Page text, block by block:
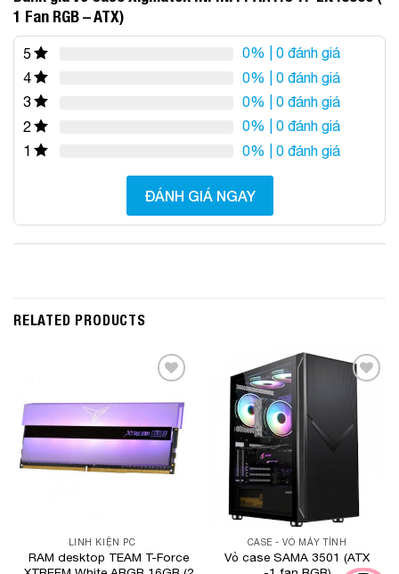
1 Fan RGB – ATX)
5 0% | 0 đánh giá
4
0% | 0 đánh giá
3
0% | 0 đánh giá
2
0% | 0 đánh giá
1
0% | 0 đánh giá
ĐÁNH GIÁ NGAY
RELATED PRODUCTS
Wishlist
LINH KIỆN PC
RAM desktop TEAM T-Force
Add to
CASE - VỎ MÁY TÍNH
Vỏ case SAMA 3501 (ATX